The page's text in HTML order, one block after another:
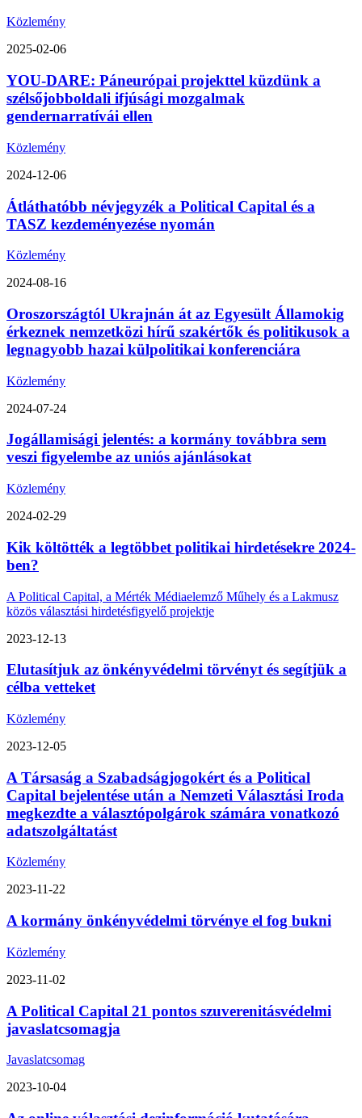
Közlemény
2025-02-06
YOU-DARE: Páneurópai projekttel küzdünk a
szélsőjobboldali ifjúsági mozgalmak
gendernarratívái ellen
Közlemény
2024-12-06
Átláthatóbb névjegyzék a Political Capital és a
TASZ kezdeményezése nyomán
Közlemény
2024-08-16
Oroszországtól Ukrajnán át az Egyesült Államokig
érkeznek nemzetközi hírű szakértők és politikusok a
legnagyobb hazai külpolitikai konferenciára
Közlemény
2024-07-24
Jogállamisági jelentés: a kormány továbbra sem
veszi figyelembe az uniós ajánlásokat
Közlemény
2024-02-29
Kik költötték a legtöbbet politikai hirdetésekre 2024-
ben?
A Political Capital, a Mérték Médiaelemző Műhely és a Lakmusz
közös választási hirdetésfigyelő projektje
2023-12-13
Elutasítjuk az önkényvédelmi törvényt és segítjük a
célba vetteket
Közlemény
2023-12-05
A Társaság a Szabadságjogokért és a Political
Capital bejelentése után a Nemzeti Választási Iroda
megkezdte a választópolgárok számára vonatkozó
adatszolgáltatást
Közlemény
2023-11-22
A kormány önkényvédelmi törvénye el fog bukni
Közlemény
2023-11-02
A Political Capital 21 pontos szuverenitásvédelmi
javaslatcsomagja
Javaslatcsomag
2023-10-04